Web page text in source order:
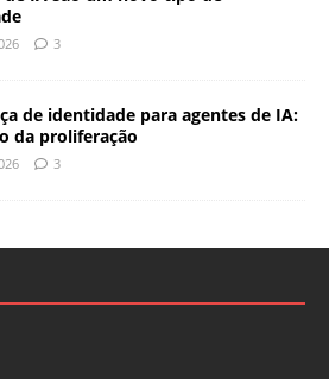
3
de identidade para agentes de IA:
da proliferação
3